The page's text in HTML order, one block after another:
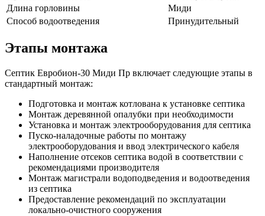
Длина горловины
Миди
Способ водоотведения
Принудительный
Этапы монтажа
Септик Евробион-30 Миди Пр включает следующие этапы в
стандартный монтаж:
Подготовка и монтаж котлована к установке септика
Монтаж деревянной опалубки при необходимости
Установка и монтаж электрооборудования для септика
Пуско-наладочные работы по монтажу
электрооборудования и ввод электрического кабеля
Наполнение отсеков септика водой в соответствии с
рекомендациями производителя
Монтаж магистрали водоподведения и водоотведения
из септика
Предоставление рекомендаций по эксплуатации
локально-очистного сооружения